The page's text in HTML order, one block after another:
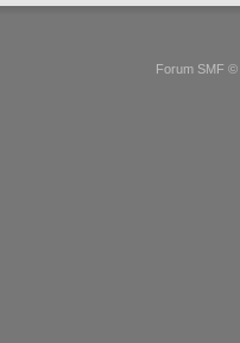
Forum SMF